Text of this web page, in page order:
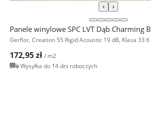
‹ ›
Panele winylowe SPC LVT Dąb Charming
Gerflor, Creation 55 Rigid Acoustic 19 dB, Klasa 33
172,95 zł / m2
Wysyłka do 14 dni roboczych